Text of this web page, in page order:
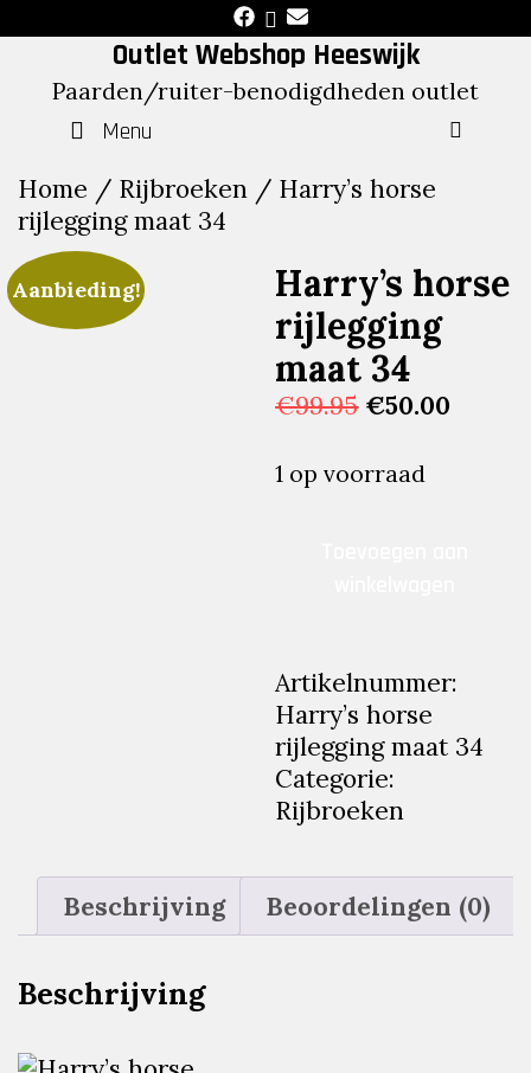
to
content
Outlet Webshop Heeswijk
Paarden/ruiter-benodigdheden outlet
Menu
Home / Rijbroeken / Harry’s horse
rijlegging maat 34
Aanbieding!
Harry’s horse
rijlegging
maat 34
€99.95
was:
€50.00
1 op voorraad
34
aantal
Artikelnummer:
Harry’s horse
rijlegging maat 34
Categorie:
Rijbroeken
Beschrijving Beoordelingen (0)
Beschrijving